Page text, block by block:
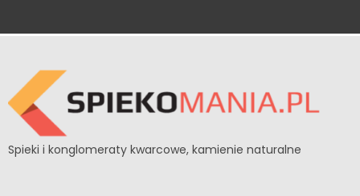
Spieki i konglomeraty kwarcowe, kamienie naturalne